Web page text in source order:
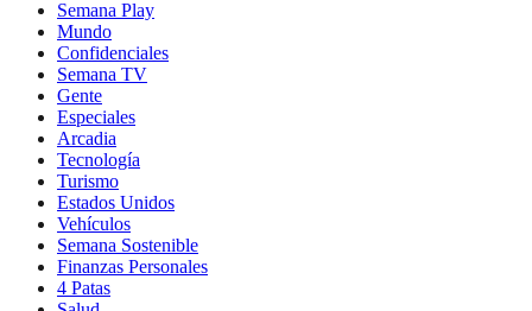
Semana Play
Mundo
Confidenciales
Semana TV
Gente
Especiales
Arcadia
Tecnología
Turismo
Estados Unidos
Vehículos
Semana Sostenible
Finanzas Personales
4 Patas